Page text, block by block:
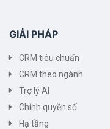
GIẢI PHÁP
CRM tiêu chuẩn
CRM theo ngành
Trợ lý AI
Chính quyền số
Hạ tầng